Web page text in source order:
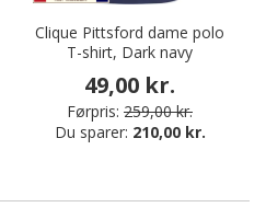
Clique Pittsford dame polo
T-shirt, Dark navy
49,00 kr.
Førpris: 259,00 kr.
Du sparer: 210,00 kr.